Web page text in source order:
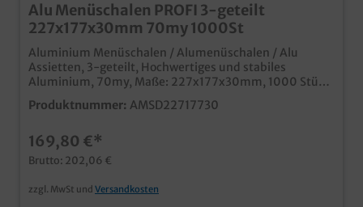
Alu Menüschalen PROFI 3-geteilt
227x177x30mm 70my 1000St
Aluminium Menüschalen / Alumenüschalen / Alu
Assietten, 3-geteilt, Hochwertiges und stabiles
Aluminium, 70my, Maße: 227x177x30mm, 1000 Stück
im Karton Ideal für den professionellen Einsatz in
Menüdienst und Gastroservice passende Deckel in
Maschinenfest und stapelbar Bewährte extra stabile
Profi Qualität (Abbildung kann Vergleichsartikel
zeigen)
Produktnummer: AMSD22717730
169,80 €*
Brutto: 202,06 €
zzgl. MwSt und Versandkosten